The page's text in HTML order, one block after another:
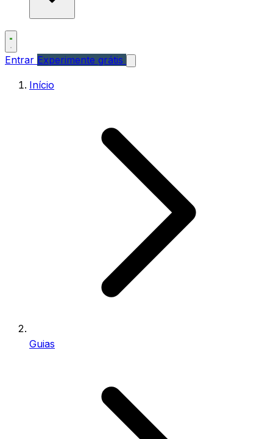
Entrar Experimente grátis
Início
Guias